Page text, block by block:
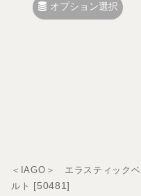
オプション選択
＜IAGO＞ エラスティックベ
ルト [50481]